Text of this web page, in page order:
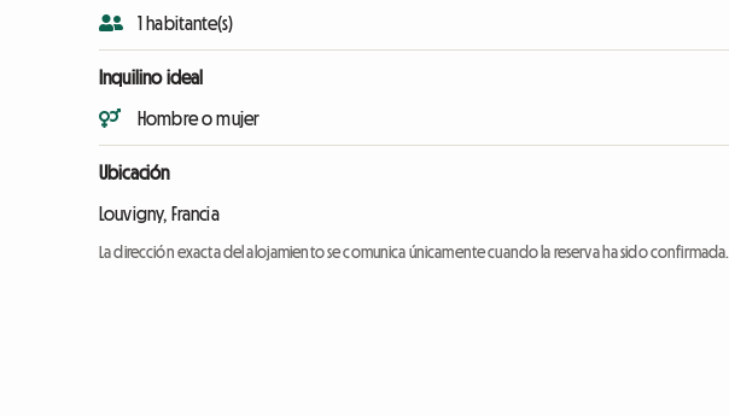
1 habitante(s)
Inquilino ideal
Hombre o mujer
Ubicación
Louvigny, Francia
La dirección exacta del alojamiento se comunica únicamente cuando la reserva ha sido confirmada.